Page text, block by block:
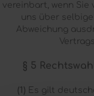
vereinbart, wenn
uns über
Abweichung
§ 5
(1) Es gilt